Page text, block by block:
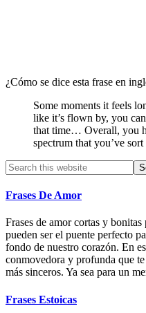
¿Cómo se dice esta frase en
Some moments it feels
like it’s flown by, you
that time… Overall, you
spectrum that you’ve
Primary
Sidebar
Search
this
website
Frases De Amor
Frases de amor cortas y bonitas
pueden ser el puente perfecto
fondo de nuestro corazón. En
conmovedora y profunda que
más sinceros. Ya sea para un
Frases Estoicas